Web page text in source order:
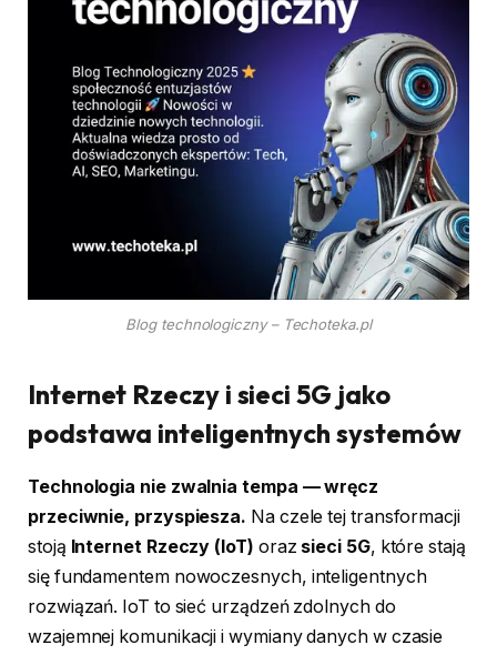
Blog technologiczny – Techoteka.pl
Internet Rzeczy i sieci 5G jako
podstawa inteligentnych systemów
Technologia nie zwalnia tempa — wręcz
przeciwnie, przyspiesza. Na czele tej transformacji
stoją Internet Rzeczy (IoT) oraz sieci 5G, które stają
się fundamentem nowoczesnych, inteligentnych
rozwiązań. IoT to sieć urządzeń zdolnych do
wzajemnej komunikacji i wymiany danych w czasie